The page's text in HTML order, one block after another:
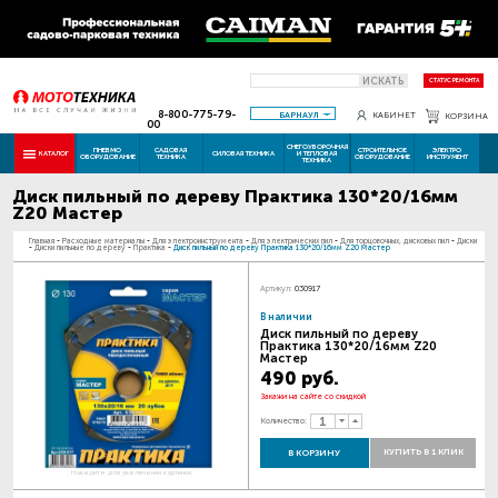
ИСКАТЬ СТАТУС РЕМОНТА
8-800-775-79-
00
БАРНАУЛ КАБИНЕТ КОРЗИНА
КАТАЛОГ ПНЕВМО
ОБОРУДОВАНИЕ
САДОВАЯ
ТЕХНИКА СИЛОВАЯ ТЕХНИКА
СНЕГОУБОРОЧНАЯ
И ТЕПЛОВАЯ
ТЕХНИКА
СТРОИТЕЛЬНОЕ
ОБОРУДОВАНИЕ
ЭЛЕКТРО
ИНСТРУМЕНТ
Диск пильный по дереву Практика 130*20/16мм
Z20 Мастер
Главная - Расходные материалы - Для электроинструмента - Для электрических пил - Для торцовочных, дисковых пил - Диски
- Диски пильные по дереву - Практика - Диск пильный по дереву Практика 130*20/16мм Z20 Мастер
Наведите для увеличения картинки
Артикул: 030917
В наличии
Диск пильный по дереву
Практика 130*20/16мм Z20
Мастер
490 руб.
Закажи на сайте со скидкой
Количество:
В КОРЗИНУ КУПИТЬ В 1 КЛИК